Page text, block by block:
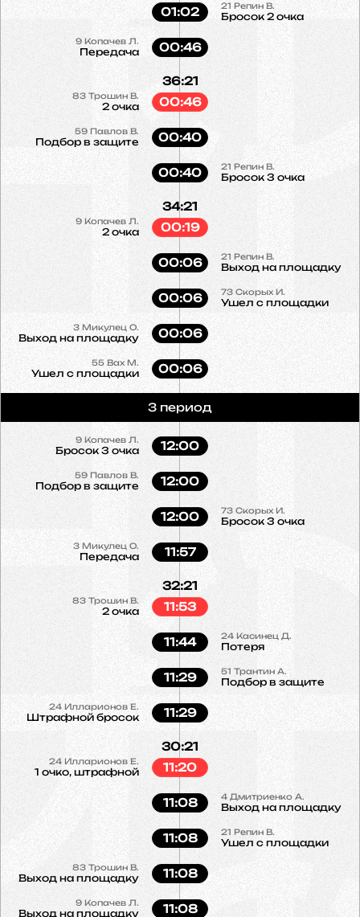
21 Репин В.
Бросок 2 очка
01:02
9 Копачев Л.
Передача 00:46
83 Трошин В.
2 очка
36:21
00:46
59 Павлов В.
Подбор в защите 00:40
21 Репин В.
Бросок 3 очка
00:40
9 Копачев Л.
2 очка
34:21
00:19
21 Репин В.
Выход на площадку
00:06
73 Скорых И.
Ушел с площадки
00:06
3 Микулец О.
Выход на площадку 00:06
55 Вах М.
Ушел с площадки 00:06
3 период
9 Копачев Л.
Бросок 3 очка 12:00
59 Павлов В.
Подбор в защите 12:00
73 Скорых И.
Бросок 3 очка
12:00
3 Микулец О.
Передача 11:57
83 Трошин В.
2 очка
32:21
11:53
24 Касинец Д.
Потеря
11:44
51 Трантин А.
Подбор в защите
11:29
24 Илларионов Е.
Штрафной бросок 11:29
24 Илларионов Е.
1 очко, штрафной
30:21
11:20
4 Дмитриенко А.
Выход на площадку
11:08
21 Репин В.
Ушел с площадки
11:08
83 Трошин В.
Выход на площадку 11:08
9 Копачев Л.
Выход на площадку 11:08